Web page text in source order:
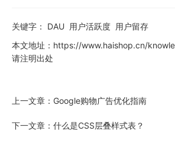
关键字： DAU 用户活跃度 用户留存
本文地址： https://www.haishop.cn/
请注明出处
上一文章： Google购物广告优化指南
下一文章： 什么是CSS层叠样式表？